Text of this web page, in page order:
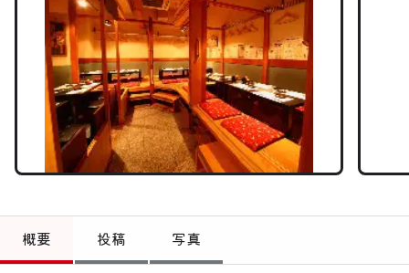
会員登録
お知らせ
トップ
偏愛コミュニティ
概要 投稿 写真